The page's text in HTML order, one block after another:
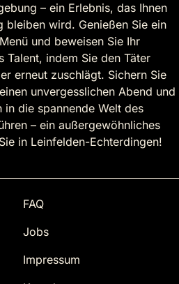
– ein Erlebnis, das Ihnen
bleiben wird. Genießen Sie ein
und beweisen Sie Ihr
Talent, indem Sie den Täter
erneut zuschlägt. Sichern Sie
unvergesslichen Abend und
in die spannende Welt des
– ein außergewöhnliches
in Leinfelden-Echterdingen!
FAQ
Jobs
Impressum